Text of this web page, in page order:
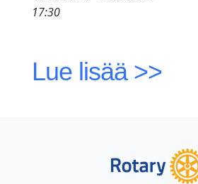
17:30
Lue lisää >>